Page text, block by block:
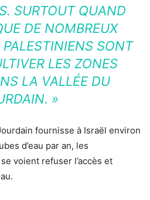
SURTOUT QUAND
DE NOMBREUX
PALESTINIENS SONT
LES ZONES
LA VALLÉE DU
»
fournisse à Israël environ
d’eau par an, les
voient refuser l’accès et